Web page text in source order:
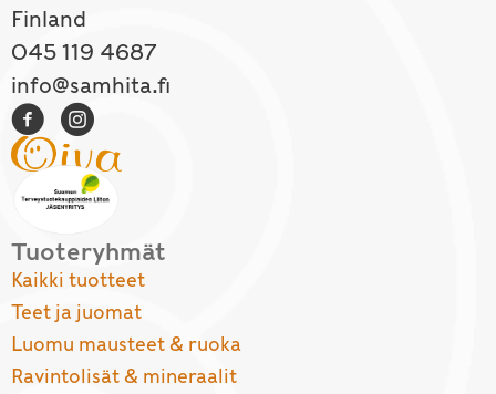
Finland
045 119 4687
info@samhita.fi
Tuoteryhmät
Kaikki tuotteet
Teet ja juomat
Luomu mausteet & ruoka
Ravintolisät & mineraalit